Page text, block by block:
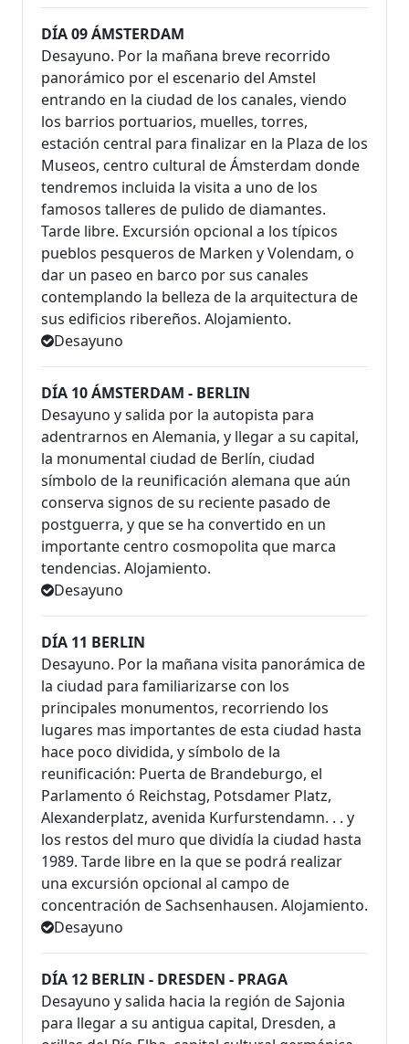
DÍA 09 ÁMSTERDAM
Desayuno. Por la mañana breve recorrido
panorámico por el escenario del Amstel
entrando en la ciudad de los canales, viendo
los barrios portuarios, muelles, torres,
estación central para finalizar en la Plaza de los
Museos, centro cultural de Ámsterdam donde
tendremos incluida la visita a uno de los
famosos talleres de pulido de diamantes.
Tarde libre. Excursión opcional a los típicos
pueblos pesqueros de Marken y Volendam, o
dar un paseo en barco por sus canales
contemplando la belleza de la arquitectura de
sus edificios ribereños. Alojamiento.
Desayuno
DÍA 10 ÁMSTERDAM - BERLIN
Desayuno y salida por la autopista para
adentrarnos en Alemania, y llegar a su capital,
la monumental ciudad de Berlín, ciudad
símbolo de la reunificación alemana que aún
conserva signos de su reciente pasado de
postguerra, y que se ha convertido en un
importante centro cosmopolita que marca
tendencias. Alojamiento.
Desayuno
DÍA 11 BERLIN
Desayuno. Por la mañana visita panorámica de
la ciudad para familiarizarse con los
principales monumentos, recorriendo los
lugares mas importantes de esta ciudad hasta
hace poco dividida, y símbolo de la
reunificación: Puerta de Brandeburgo, el
Parlamento ó Reichstag, Potsdamer Platz,
Alexanderplatz, avenida Kurfurstendamn. . . y
los restos del muro que dividía la ciudad hasta
1989. Tarde libre en la que se podrá realizar
una excursión opcional al campo de
concentración de Sachsenhausen. Alojamiento.
Desayuno
DÍA 12 BERLIN - DRESDEN - PRAGA
Desayuno y salida hacia la región de Sajonia
para llegar a su antigua capital, Dresden, a